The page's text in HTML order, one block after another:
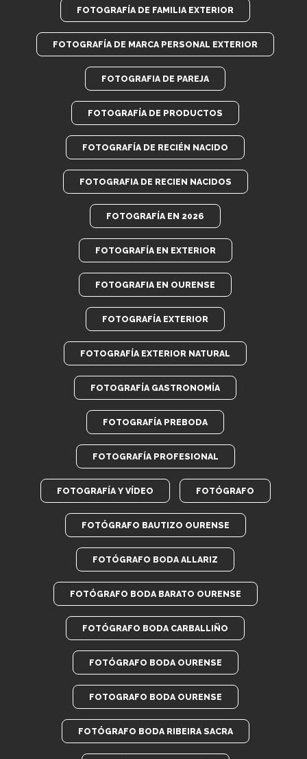
FOTOGRAFÍA DE FAMILIA EXTERIOR
FOTOGRAFÍA DE MARCA PERSONAL EXTERIOR
FOTOGRAFIA DE PAREJA
FOTOGRAFÍA DE PRODUCTOS
FOTOGRAFÍA DE RECIÉN NACIDO
FOTOGRAFIA DE RECIEN NACIDOS
FOTOGRAFÍA EN 2026
FOTOGRAFÍA EN EXTERIOR
FOTOGRAFIA EN OURENSE
FOTOGRAFÍA EXTERIOR
FOTOGRAFÍA EXTERIOR NATURAL
FOTOGRAFÍA GASTRONOMÍA
FOTOGRAFÍA PREBODA
FOTOGRAFÍA PROFESIONAL
FOTOGRAFÍA Y VÍDEO FOTÓGRAFO
FOTÓGRAFO BAUTIZO OURENSE
FOTÓGRAFO BODA ALLARIZ
FOTÓGRAFO BODA BARATO OURENSE
FOTÓGRAFO BODA CARBALLIÑO
FOTÓGRAFO BODA OURENSE
FOTOGRAFO BODA OURENSE
FOTÓGRAFO BODA RIBEIRA SACRA